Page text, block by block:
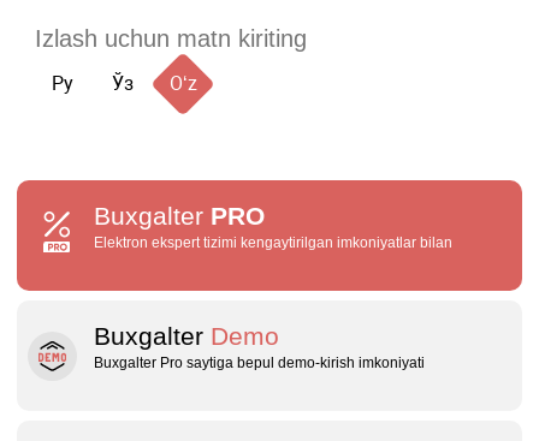
Ру Ўз Oʻz
Buxgalter PRO
Elektron ekspert tizimi kengaytirilgan imkoniyatlar bilan
Buxgalter Demo
Buxgalter Pro saytiga bepul demo‑kirish imkoniyati